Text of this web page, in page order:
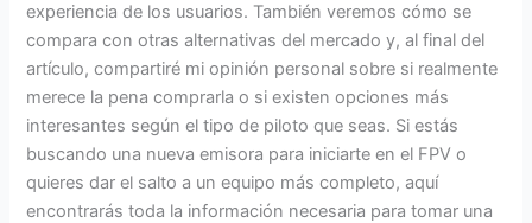
experiencia de los usuarios. También veremos cómo se
compara con otras alternativas del mercado y, al final del
artículo, compartiré mi opinión personal sobre si realmente
merece la pena comprarla o si existen opciones más
interesantes según el tipo de piloto que seas. Si estás
buscando una nueva emisora para iniciarte en el FPV o
quieres dar el salto a un equipo más completo, aquí
encontrarás toda la información necesaria para tomar una